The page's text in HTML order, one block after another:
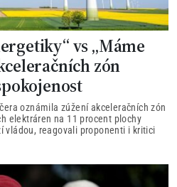
vs „Máme
zón
oznámila zúžení akceleračních zón
elektráren na 11 procent plochy
vládou, reagovali proponenti i kritici